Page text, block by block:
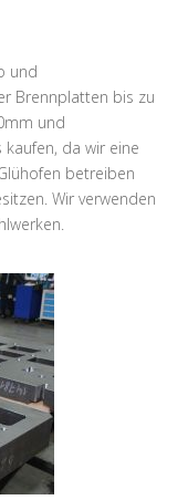
und
Brennplatten bis zu
und
da wir eine
betreiben
Wir verwenden